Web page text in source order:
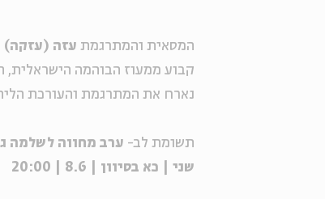
המסאית והמתרגמת עזה (עזקה)
קבוע ממעוז הבוהמה הישראלית,
נארח את המתרגמת והעורכת
תשומת לב- ערב מחווה לשלמה
שני | כא בסיוון | 8.6 | 20:00